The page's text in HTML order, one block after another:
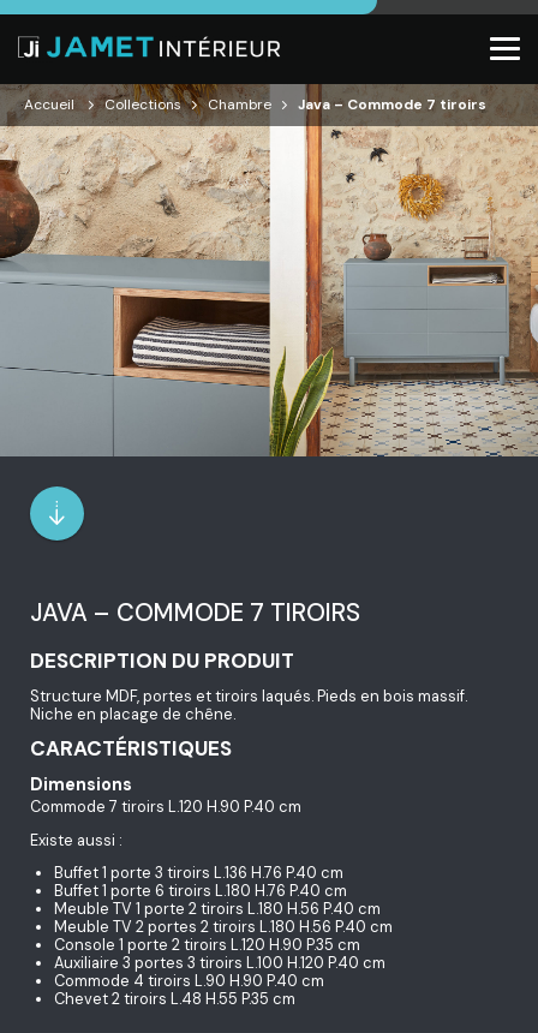
Accueil Collections Chambre Java – Commode 7 tiroirs
JAVA – COMMODE 7 TIROIRS
DESCRIPTION DU PRODUIT
Structure MDF, portes et tiroirs laqués. Pieds en bois massif.
Niche en placage de chêne.
CARACTÉRISTIQUES
Dimensions
Commode 7 tiroirs L.120 H.90 P.40 cm
Existe aussi :
Buffet 1 porte 3 tiroirs L.136 H.76 P.40 cm
Buffet 1 porte 6 tiroirs L.180 H.76 P.40 cm
Meuble TV 1 porte 2 tiroirs L.180 H.56 P.40 cm
Meuble TV 2 portes 2 tiroirs L.180 H.56 P.40 cm
Console 1 porte 2 tiroirs L.120 H.90 P.35 cm
Auxiliaire 3 portes 3 tiroirs L.100 H.120 P.40 cm
Commode 4 tiroirs L.90 H.90 P.40 cm
Chevet 2 tiroirs L.48 H.55 P.35 cm